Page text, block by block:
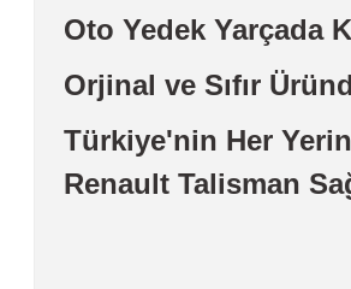
Oto Yedek Yarçada
Orjinal ve Sıfır
Türkiye'nin Her
Renault Talisman